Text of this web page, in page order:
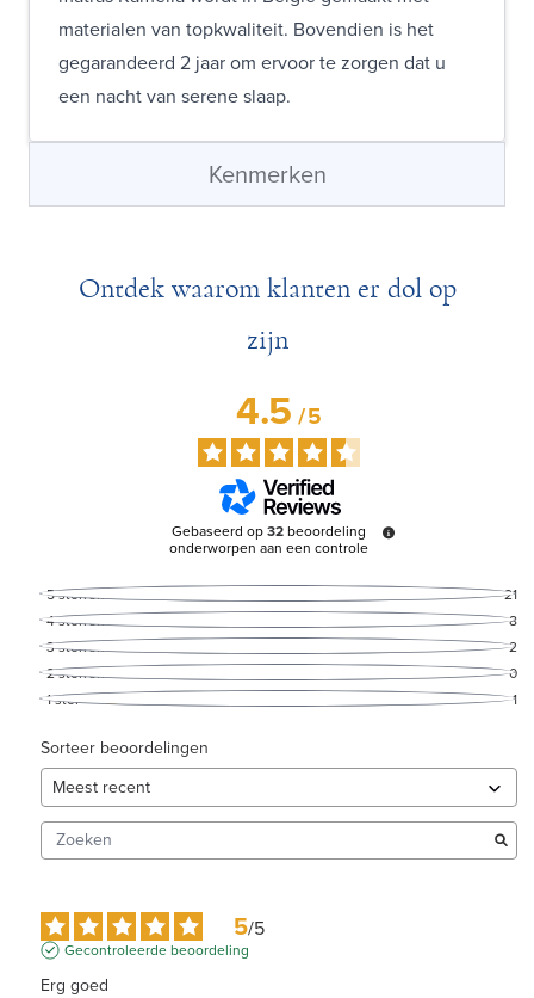
materialen van topkwaliteit. Bovendien is het
gegarandeerd 2 jaar om ervoor te zorgen dat u
een nacht van serene slaap.
Kenmerken
Ontdek waarom klanten er dol op
zijn
4.5/5
Gebaseerd op32 beoordeling
onderworpen aan een controle
5sterren
21
4sterren
8
3sterren
2
2sterren
0
1ster 1
Sorteer beoordelingen
5/5
Gecontroleerde beoordeling
Erg goed